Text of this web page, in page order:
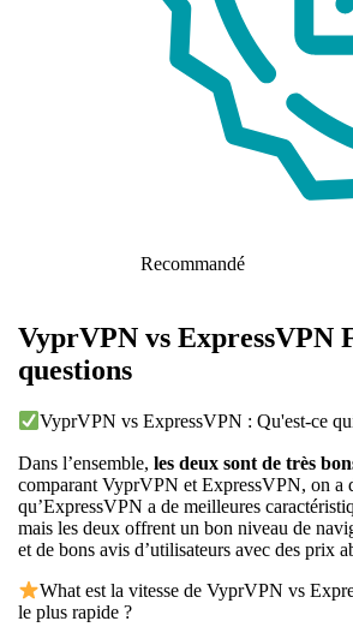
Recommandé
VyprVPN vs ExpressVPN
questions
VyprVPN vs ExpressVPN : Qu'est-ce
Dans l’ensemble, les deux sont de très
comparant VyprVPN et ExpressVPN, on a
qu’ExpressVPN a de meilleures
mais les deux offrent un bon niveau de
et de bons avis d’utilisateurs avec des prix
What est la vitesse de VyprVPN vs
le plus rapide ?